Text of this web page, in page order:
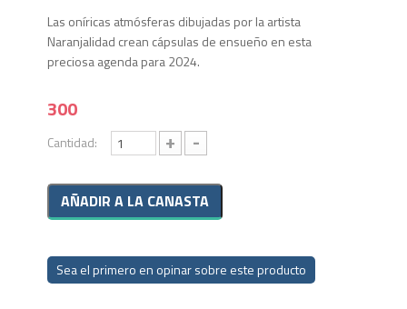
Las oníricas atmósferas dibujadas por la artista
Naranjalidad crean cápsulas de ensueño en esta
preciosa agenda para 2024.
300
Cantidad: + -
Sea el primero en opinar sobre este producto